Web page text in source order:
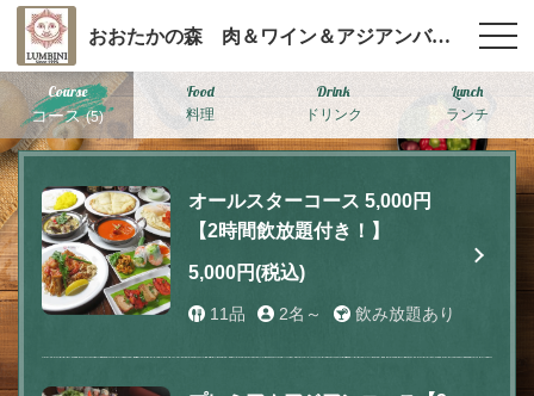
おおたかの森 肉＆ワイン＆アジアンバル ルンビニ
Course
コース(5)
Food
料理
Drink
ドリンク
Lunch
ランチ
オールスターコース 5,000円
【2時間飲放題付き！】
5,000円(税込)
11品 2名～ 飲み放題あり